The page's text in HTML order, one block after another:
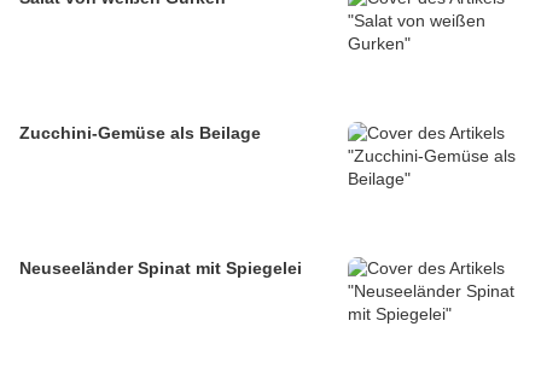
Zucchini-Gemüse als Beilage
Neuseeländer Spinat mit Spiegelei